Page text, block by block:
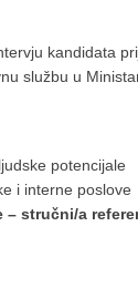
kandidata
službu u
potencijale
i interne poslove
– stručni/a